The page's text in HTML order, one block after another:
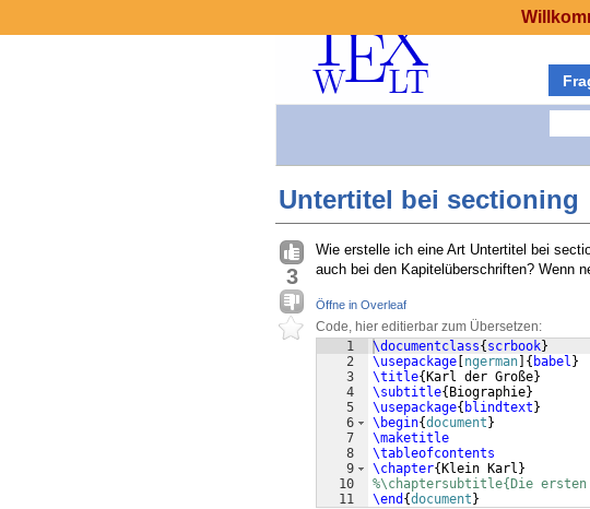
Untertitel bei sectioning
3
Wie erstelle ich eine Art Untertitel bei
auch bei den Kapitelüberschriften? Wenn
Öffne in Overleaf
Code, hier editierbar zum Übersetzen:
1
2
3
4
5
6
7
8
9
10
11
\documentclass{ scrbook}
\usepackage ngerman { babel }
\title{ Karl der Große}
\subtitle{ Biographie}
\usepackage{ blindtext }
\begin{document }
\maketitle
\tableofcontents
\chapter{ Klein Karl }
%\chaptersubtitle{Die ersten
\end {document }